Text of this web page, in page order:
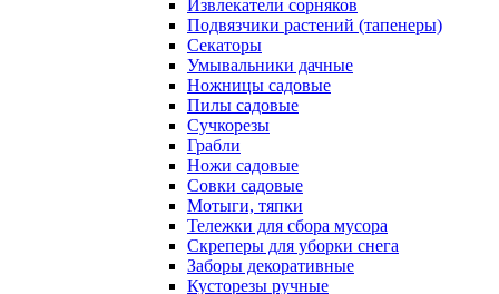
Извлекатели сорняков
Подвязчики растений (тапенеры)
Секаторы
Умывальники дачные
Ножницы садовые
Пилы садовые
Сучкорезы
Грабли
Ножи садовые
Совки садовые
Мотыги, тяпки
Тележки для сбора мусора
Скреперы для уборки снега
Заборы декоративные
Кусторезы ручные